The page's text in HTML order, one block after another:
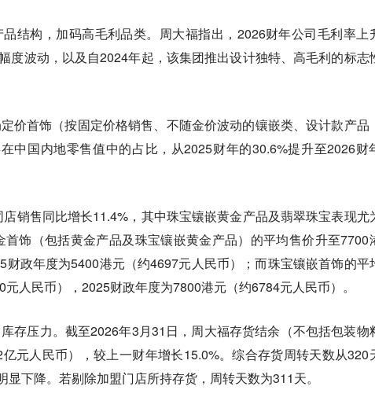
结构，加码高毛利品类。周大福指出，2026财年公司毛利率上
度波动，以及自2024年起，该集团推出设计独特、高毛利的标志
价首饰（按固定价格销售、不随金价波动的镶嵌类、设计款产品
中国内地零售值中的占比，从2025财年的30.6%提升至2026财
销售同比增长11.4%，其中珠宝镶嵌黄金产品及翡翠珠宝表现尤
饰（包括黄金产品及珠宝镶嵌黄金产品）的平均售价升至7700
财政年度为5400港元（约4697元人民币）；而珠宝镶嵌首饰的平
人民币），2025财政年度为7800港元（约6784元人民币）。
存压力。截至2026年3月31日，周大福存货结余（不包括包装物
元人民币），较上一财年增长15.0%。综合存货周转天数从320
下降。若剔除加盟门店所持存货，周转天数为311天。